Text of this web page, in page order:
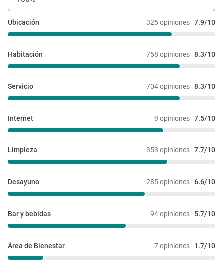
325 opiniones 7.9/10
Ubicación
758 opiniones 8.3/10
Habitación
704 opiniones 8.3/10
Servicio
9 opiniones 7.5/10
Internet
353 opiniones 7.7/10
Limpieza
285 opiniones 6.6/10
Desayuno
94 opiniones 5.7/10
Bar y bebidas
7 opiniones 1.7/10
Área de Bienestar